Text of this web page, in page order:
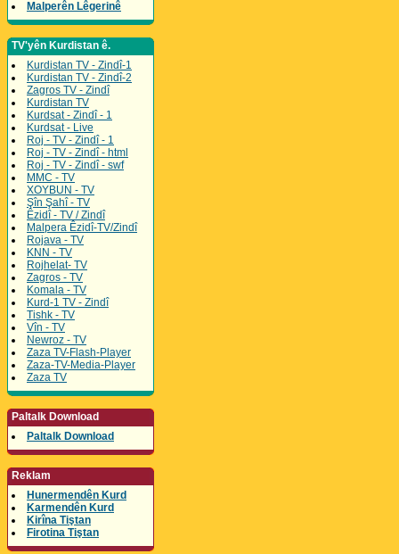
Malperên Lêgerinê
TV'yên Kurdistan ê.
Kurdistan TV - Zindî-1
Kurdistan TV - Zindî-2
Zagros TV - Zindî
Kurdistan TV
Kurdsat - Zindî - 1
Kurdsat - Live
Roj - TV - Zindî - 1
Roj - TV - Zindî - html
Roj - TV - Zindî - swf
MMC - TV
XOYBUN - TV
Şîn Şahî - TV
Êzidî - TV / Zindî
Malpera Êzidî-TV/Zindî
Rojava - TV
KNN - TV
Rojhelat- TV
Zagros - TV
Komala - TV
Kurd-1 TV - Zindî
Tishk - TV
Vîn - TV
Newroz - TV
Zaza TV-Flash-Player
Zaza-TV-Media-Player
Zaza TV
Paltalk Download
Paltalk Download
Reklam
Hunermendên Kurd
Karmendên Kurd
Kirîna Tiştan
Firotina Tiştan